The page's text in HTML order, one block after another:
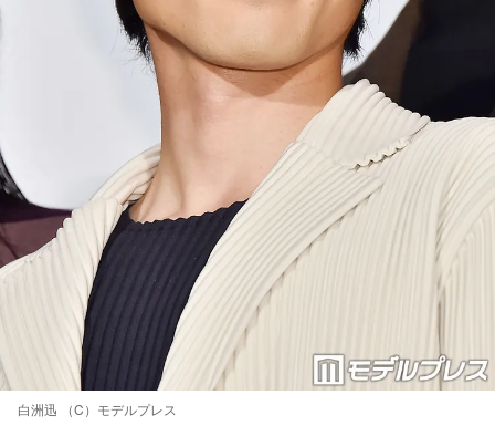
白洲迅 （C）モデルプレス